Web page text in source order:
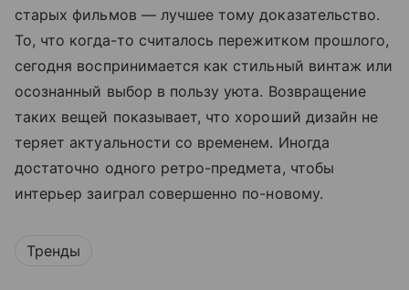
старых фильмов — лучшее тому доказательство.
То, что когда-то считалось пережитком прошлого,
сегодня воспринимается как стильный винтаж или
осознанный выбор в пользу уюта. Возвращение
таких вещей показывает, что хороший дизайн не
теряет актуальности со временем. Иногда
достаточно одного ретро-предмета, чтобы
интерьер заиграл совершенно по-новому.
Тренды